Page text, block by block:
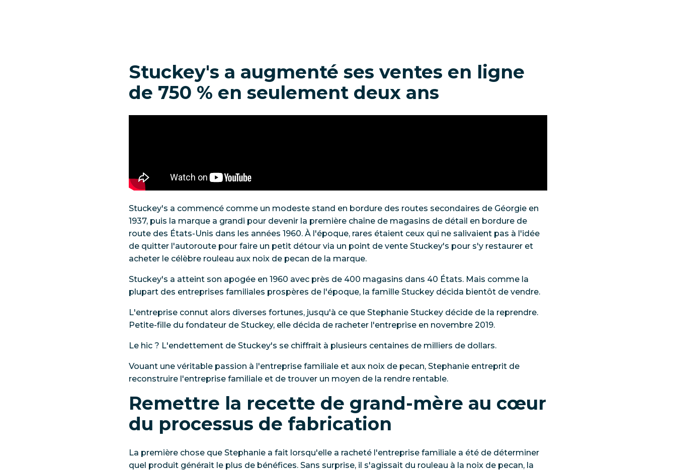
Stuckey's a augmenté ses ventes en ligne
de 750 % en seulement deux ans
Stuckey's a commencé comme un modeste stand en bordure des routes secondaires de Géorgie en
1937, puis la marque a grandi pour devenir la première chaîne de magasins de détail en bordure de
route des États-Unis dans les années 1960. À l'époque, rares étaient ceux qui ne salivaient pas à l'idée
de quitter l'autoroute pour faire un petit détour via un point de vente Stuckey's pour s'y restaurer et
acheter le célèbre rouleau aux noix de pecan de la marque.
Stuckey's a atteint son apogée en 1960 avec près de 400 magasins dans 40 États. Mais comme la
plupart des entreprises familiales prospères de l'époque, la famille Stuckey décida bientôt de vendre.
L'entreprise connut alors diverses fortunes, jusqu'à ce que Stephanie Stuckey décide de la reprendre.
Petite-fille du fondateur de Stuckey, elle décida de racheter l'entreprise en novembre 2019.
Le hic ? L'endettement de Stuckey's se chiffrait à plusieurs centaines de milliers de dollars.
Vouant une véritable passion à l'entreprise familiale et aux noix de pecan, Stephanie entreprit de
reconstruire l'entreprise familiale et de trouver un moyen de la rendre rentable.
Remettre la recette de grand-mère au cœur
du processus de fabrication
La première chose que Stephanie a fait lorsqu'elle a racheté l'entreprise familiale a été de déterminer
quel produit générait le plus de bénéfices. Sans surprise, il s'agissait du rouleau à la noix de pecan, la